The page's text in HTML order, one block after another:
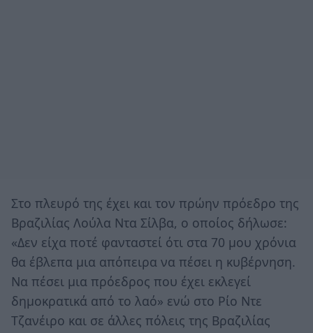
Στο πλευρό της έχει και τον πρώην πρόεδρο της
Βραζιλίας Λούλα Ντα Σίλβα, ο οποίος δήλωσε:
«Δεν είχα ποτέ φανταστεί ότι στα 70 μου χρόνια
θα έβλεπα μια απόπειρα να πέσει η κυβέρνηση.
Να πέσει μια πρόεδρος που έχει εκλεγεί
δημοκρατικά από το λαό» ενώ στο Ρίο Ντε
Τζανέιρο και σε άλλες πόλεις της Βραζιλίας